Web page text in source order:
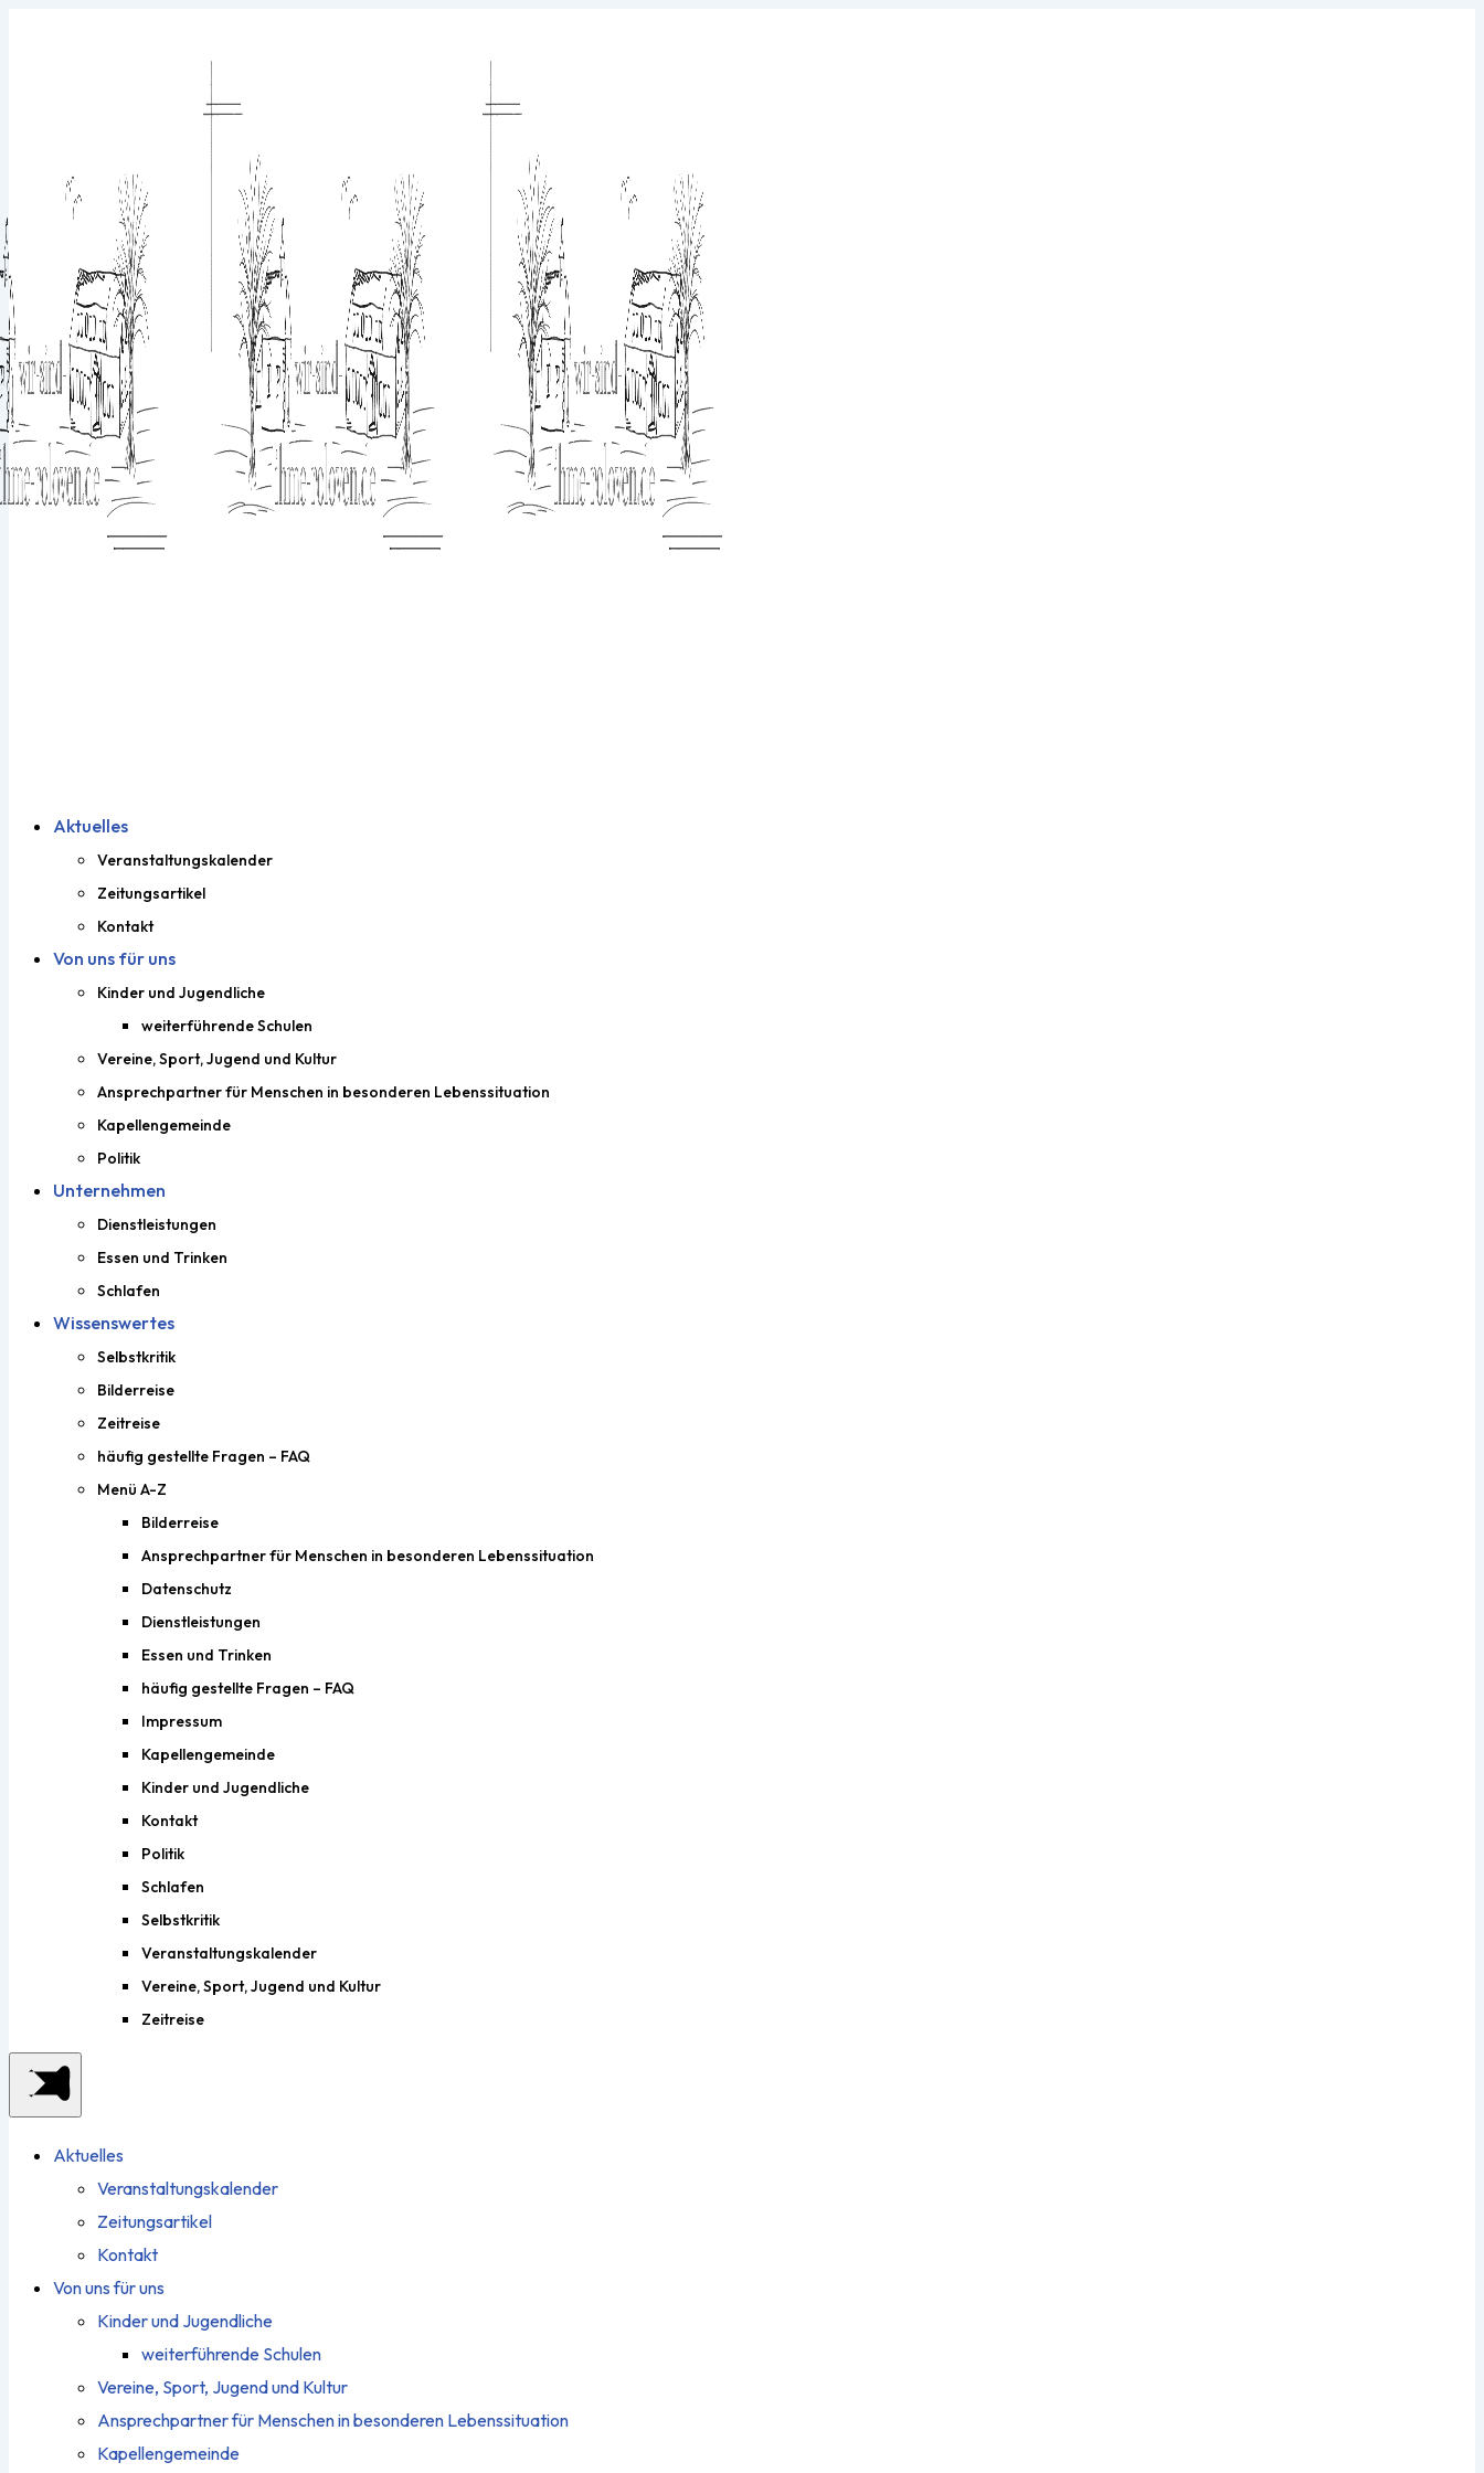
Aktuelles
Veranstaltungskalender
Zeitungsartikel
Kontakt
Von uns für uns
Kinder und Jugendliche
weiterführende Schulen
Vereine, Sport, Jugend und Kultur
Ansprechpartner für Menschen in besonderen Lebenssituation
Kapellengemeinde
Politik
Unternehmen
Dienstleistungen
Essen und Trinken
Schlafen
Wissenswertes
Selbstkritik
Bilderreise
Zeitreise
häufig gestellte Fragen – FAQ
Menü A-Z
Bilderreise
Ansprechpartner für Menschen in besonderen Lebenssituation
Datenschutz
Dienstleistungen
Essen und Trinken
häufig gestellte Fragen – FAQ
Impressum
Kapellengemeinde
Kinder und Jugendliche
Kontakt
Politik
Schlafen
Selbstkritik
Veranstaltungskalender
Vereine, Sport, Jugend und Kultur
Zeitreise
Aktuelles
Veranstaltungskalender
Zeitungsartikel
Kontakt
Von uns für uns
Kinder und Jugendliche
weiterführende Schulen
Vereine, Sport, Jugend und Kultur
Ansprechpartner für Menschen in besonderen Lebenssituation
Kapellengemeinde